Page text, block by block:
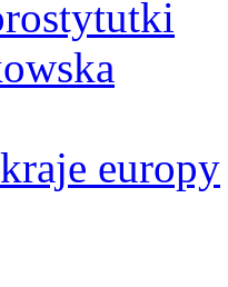
europy